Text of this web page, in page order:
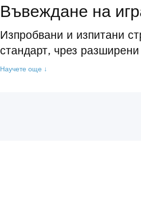
Въвеждане на
Изпробвани и изпитани
стандарт, чрез
Научете още ↓